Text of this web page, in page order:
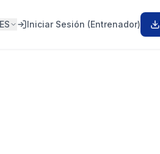
ES Iniciar Sesión (Entrenador)